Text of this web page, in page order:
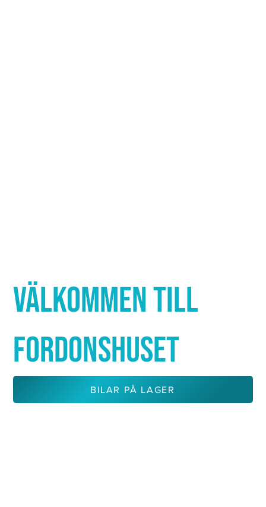
VÄLKOMMEN TILL
FORDONSHUSET
BILAR PÅ LAGER